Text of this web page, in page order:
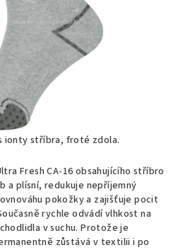
ionty stříbra, froté zdola.
Fresh CA-16 obsahujícího stříbro
a plísní, redukuje nepříjemný
pokožky a zajišťuje pocit
rychle odvádí vlhkost na
v suchu. Protože je
zůstává v textilii i po